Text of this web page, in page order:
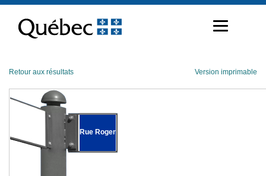
contenu
Retour aux résultats Version imprimable
Rue Roger